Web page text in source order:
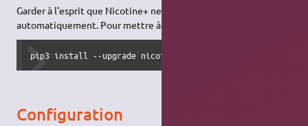
Garder à l'esprit que Nicotine+ ne se mettra pas à jour
automatiquement. Pour mettre à jour, lancer cette commande :
pip3 install --upgrade nicotine-plus
Configuration